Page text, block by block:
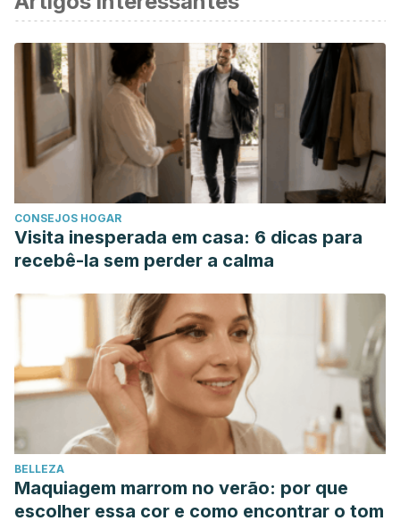
Wikipedia, la enciclopedia libre. (Consulta 2018).
CANELONES. Online
https://es.wikipedia.org/wiki/Canelones_
(comida)].
Wikipedia, la enciclopedia libre. (Consulta 2018). CARNE
DE POLLO. Online
https://es.wikipedia.org/wiki/Carne_de_pollo
].
Wikipedia, la enciclopedia libre. (Consulta 2018). ACEITE
DE OLIVA. Online
[https://es.wikipedia.org/wiki/Aceite_de_oliva
Marangoni F, Corsello G, Cricelli C, et al. Role of poultry
meat in a balanced diet aimed at maintaining health and
wellbeing: an Italian consensus document.
Food Nutr Res
2015;59:27606. Published 2015 Jun 9.
doi:10.3402/fnr.v59.27606
Duthie SJ, Duthie GG, Russell WR, et al. Effect of increasing
fruit and vegetable intake by dietary intervention on
nutritional biomarkers and attitudes to dietary change: a
randomised trial.
Eur J Nutr
. 2018;57(5):1855–1872.
doi:10.1007/s00394-017-1469-0
CONSEJOS HOGAR
Visita inesperada em casa: 6 dicas para
recebê-la sem perder a calma
BELLEZA
Maquiagem marrom no verão: por que
escolher essa cor e como encontrar o tom